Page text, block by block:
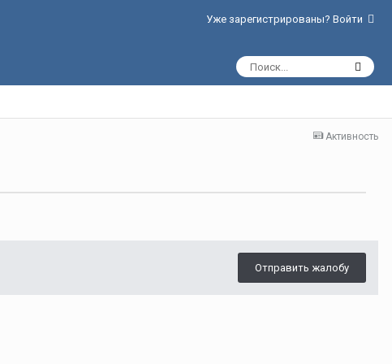
Уже зарегистрированы? Войти
Активность
Отправить жалобу